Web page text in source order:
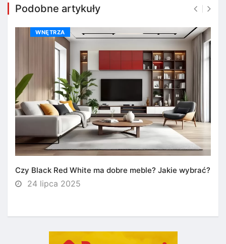
Podobne artykuły
WNĘTRZA
Czy Black Red White ma dobre meble? Jakie wybrać?
24 lipca 2025